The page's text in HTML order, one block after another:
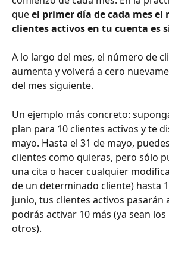
que el primer día de cada mes el
clientes activos en tu cuenta es
A lo largo del mes, el número de
aumenta y volverá a cero
del mes siguiente.
Un ejemplo más concreto:
plan para 10 clientes activos y te
mayo. Hasta el 31 de mayo,
clientes como quieras, pero sólo
una cita o hacer cualquier
de un determinado cliente) hasta
junio, tus clientes activos pasarán
podrás activar 10 más (ya sean
otros).